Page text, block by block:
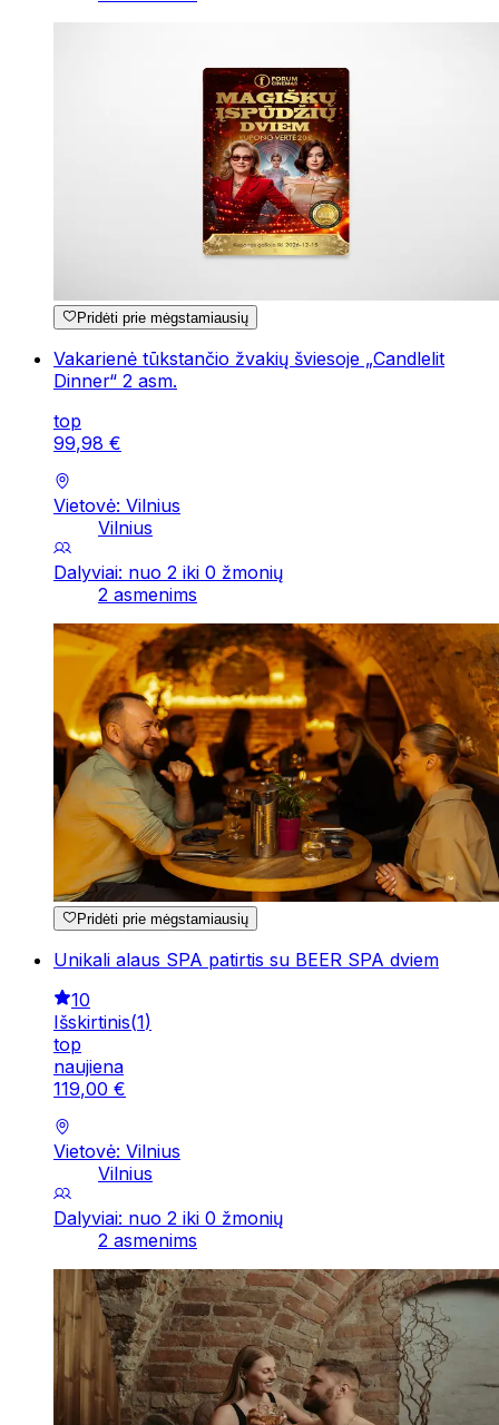
Pridėti prie mėgstamiausių
Vakarienė tūkstančio žvakių šviesoje „Candlelit
Dinner“ 2 asm.
top
99,98 €
Vietovė: Vilnius
Vilnius
Dalyviai: nuo 2 iki 0 žmonių
2 asmenims
Pridėti prie mėgstamiausių
Unikali alaus SPA patirtis su BEER SPA dviem
10
Išskirtinis(1)
top
naujiena
119,00 €
Vietovė: Vilnius
Vilnius
Dalyviai: nuo 2 iki 0 žmonių
2 asmenims